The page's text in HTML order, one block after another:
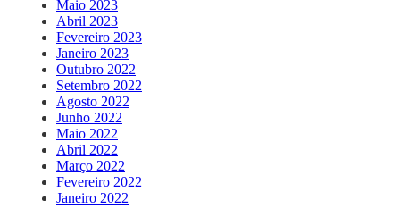
Maio 2023
Abril 2023
Fevereiro 2023
Janeiro 2023
Outubro 2022
Setembro 2022
Agosto 2022
Junho 2022
Maio 2022
Abril 2022
Março 2022
Fevereiro 2022
Janeiro 2022